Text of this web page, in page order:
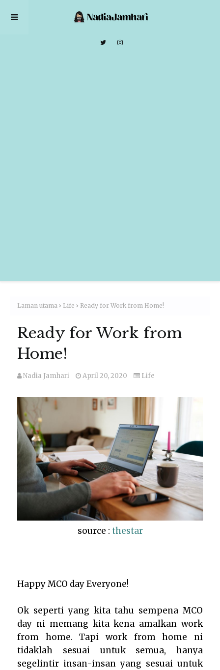
Laman utama Life Ready for Work from Home!
Ready for Work from
Home!
Nadia Jamhari April 20, 2020 Life
source : thestar
Happy MCO day Everyone!
Ok seperti yang kita tahu sempena MCO
day ni memang kita kena amalkan work
from home. Tapi work from home ni
tidaklah sesuai untuk semua, hanya
segelintir insan-insan yang sesuai untuk